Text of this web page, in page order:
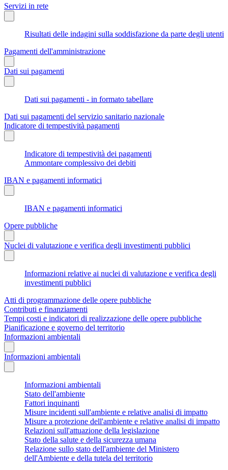
Servizi in rete
Risultati delle indagini sulla soddisfazione da parte degli utenti
Pagamenti dell'amministrazione
Dati sui pagamenti
Dati sui pagamenti - in formato tabellare
Dati sui pagamenti del servizio sanitario nazionale
Indicatore di tempestività pagamenti
Indicatore di tempestività dei pagamenti
Ammontare complessivo dei debiti
IBAN e pagamenti informatici
IBAN e pagamenti informatici
Opere pubbliche
Nuclei di valutazione e verifica degli investimenti pubblici
Informazioni relative ai nuclei di valutazione e verifica degli
investimenti pubblici
Atti di programmazione delle opere pubbliche
Contributi e finanziamenti
Tempi costi e indicatori di realizzazione delle opere pubbliche
Pianificazione e governo del territorio
Informazioni ambientali
Informazioni ambientali
Informazioni ambientali
Stato dell'ambiente
Fattori inquinanti
Misure incidenti sull'ambiente e relative analisi di impatto
Misure a protezione dell'ambiente e relative analisi di impatto
Relazioni sull'attuazione della legislazione
Stato della salute e della sicurezza umana
Relazione sullo stato dell'ambiente del Ministero
dell'Ambiente e della tutela del territorio